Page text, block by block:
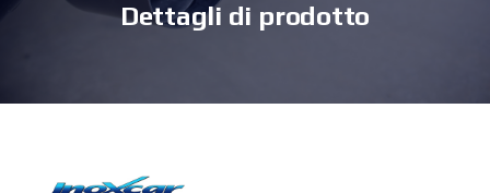
Dettagli di prodotto